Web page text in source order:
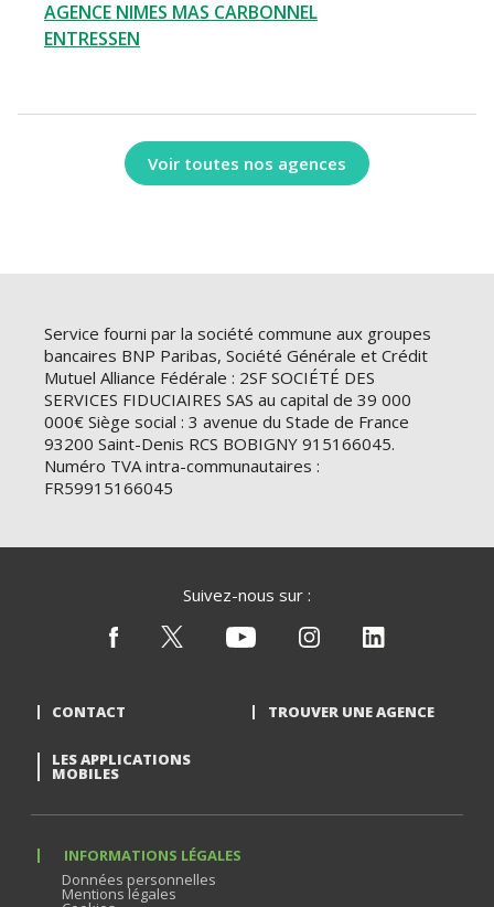
AGENCE NIMES MAS CARBONNEL
ENTRESSEN
Voir toutes nos agences
Service fourni par la société commune aux groupes
bancaires BNP Paribas, Société Générale et Crédit
Mutuel Alliance Fédérale : 2SF SOCIÉTÉ DES
SERVICES FIDUCIAIRES SAS au capital de 39 000
000€ Siège social : 3 avenue du Stade de France
93200 Saint-Denis RCS BOBIGNY 915166045.
Numéro TVA intra-communautaires :
FR59915166045
Suivez-nous sur :
CONTACT TROUVER UNE AGENCE
LES APPLICATIONS
MOBILES
INFORMATIONS LÉGALES
Données personnelles
Mentions légales